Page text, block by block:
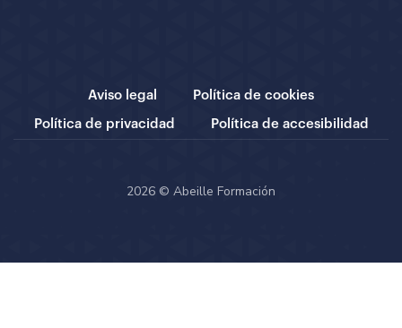
Aviso legal Política de cookies
Política de privacidad Política de accesibilidad
2026 © Abeille Formación